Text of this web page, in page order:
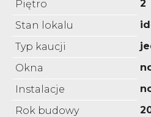
Piętro
2
Stan lokalu
Typ kaucji
Okna
Instalacje
Rok budowy